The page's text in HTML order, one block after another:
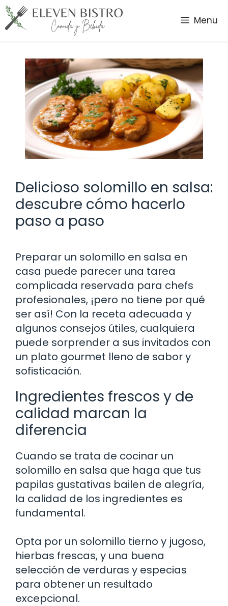
Saltar
al
contenido
Menu
Delicioso solomillo en salsa:
descubre cómo hacerlo
paso a paso
Preparar un solomillo en salsa en
casa puede parecer una tarea
complicada reservada para chefs
profesionales, ¡pero no tiene por qué
ser así! Con la receta adecuada y
algunos consejos útiles, cualquiera
puede sorprender a sus invitados con
un plato gourmet lleno de sabor y
sofisticación.
Ingredientes frescos y de
calidad marcan la
diferencia
Cuando se trata de cocinar un
solomillo en salsa que haga que tus
papilas gustativas bailen de alegría,
la calidad de los ingredientes es
fundamental.
Opta por un solomillo tierno y jugoso,
hierbas frescas, y una buena
selección de verduras y especias
para obtener un resultado
excepcional.